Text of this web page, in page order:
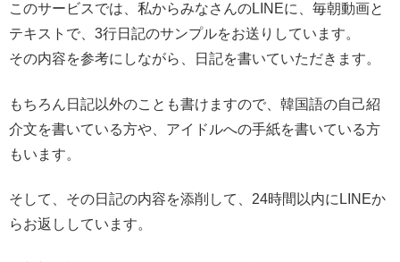
このサービスでは、私からみなさんのLINEに、毎朝動画と
テキストで、3行日記のサンプルをお送りしています。
その内容を参考にしながら、日記を書いていただきます。
もちろん日記以外のことも書けますので、韓国語の自己紹
介文を書いている方や、アイドルへの手紙を書いている方
もいます。
そして、その日記の内容を添削して、24時間以内にLINEか
らお返ししています。